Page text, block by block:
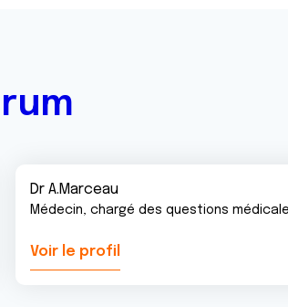
Dr A.Marceau
Médecin, chargé des questions
Voir le profil